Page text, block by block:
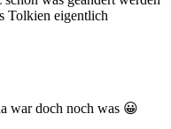
Tolkien eigentlich
war doch noch was 😀